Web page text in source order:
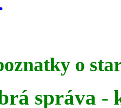
o
správa -